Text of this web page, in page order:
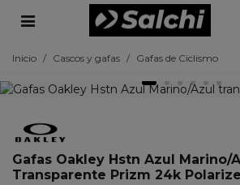
Inicio / Cascos y gafas / Gafas de Ciclismo
Gafas Oakley Hstn Azul Marino/
Transparente Prizm 24k